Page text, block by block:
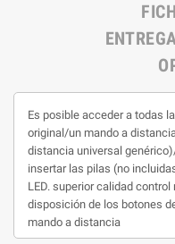
Es posible acceder a todas
original/un mando a
distancia universal
insertar las pilas (no
LED. superior calidad
disposición de los botones
mando a distancia